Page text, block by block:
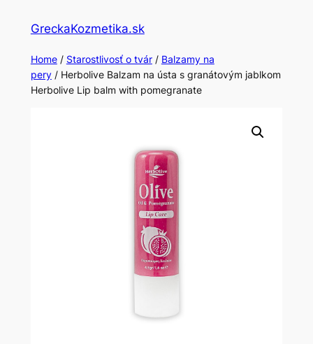
GreckaKozmetika.sk
Home/ Starostlivosť o tvár/ Balzamy na
pery/ Herbolive Balzam na ústa s granátovým jablkom
Herbolive Lip balm with pomegranate